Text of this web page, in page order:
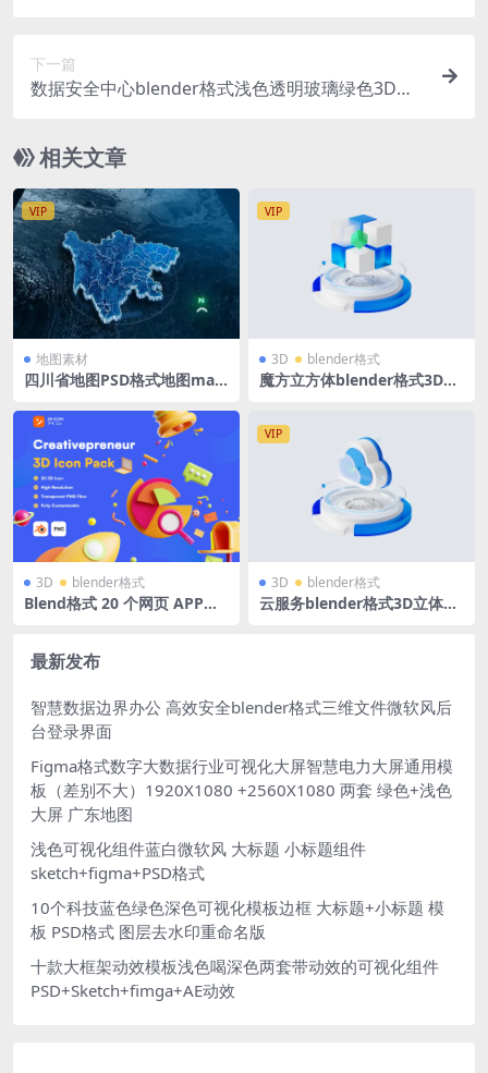
下一篇
数据安全中心blender格式浅色透明玻璃绿色3D图
相关文章
VIP
地图素材
四川省地图PSD格式地图map
背景 1500x1080PX
VIP
3D blender格式
魔方立方体blender格式3D立
3D blender格式
Blend格式 20 个网页 APP通
VIP
3D blender格式
云服务blender格式3D立体图
最新发布
智慧数据边界办公 高效安全blender格式三维文件微软风后
台登录界面
Figma格式数字大数据行业可视化大屏智慧电力大屏通用模
板（差别不大）1920X1080 +2560X1080 两套 绿色+浅色
大屏 广东地图
浅色可视化组件蓝白微软风 大标题 小标题组件
sketch+figma+PSD格式
10个科技蓝色绿色深色可视化模板边框 大标题+小标题 模
板 PSD格式 图层去水印重命名版
十款大框架动效模板浅色喝深色两套带动效的可视化组件
PSD+Sketch+fimga+AE动效